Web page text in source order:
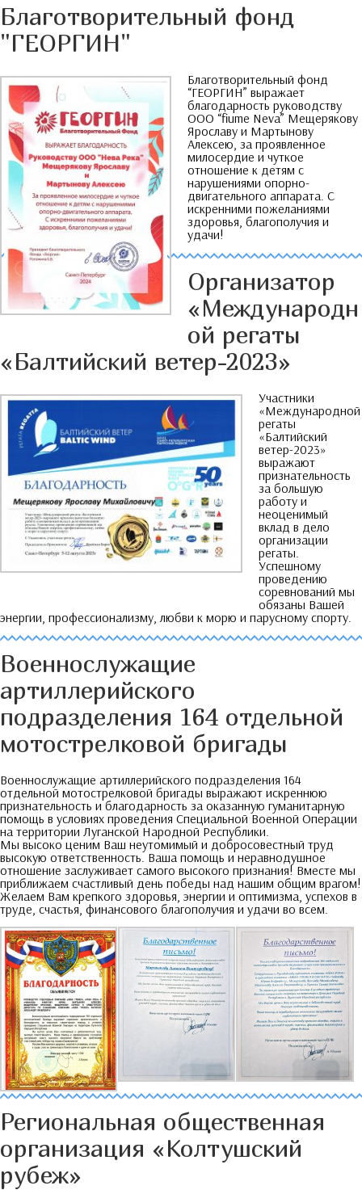
Благотворительный фонд
"ГЕОРГИН"
Благотворительный фонд
“ГЕОРГИН” выражает
благодарность руководству
ООО “fiume Neva” Мещерякову
Ярославу и Мартынову
Алексею, за проявленное
милосердие и чуткое
отношение к детям с
нарушениями опорно-
двигательного аппарата. С
искренними пожеланиями
здоровья, благополучия и
удачи!
Организатор
«Международн
ой регаты
«Балтийский ветер-2023»
Участники
«Международной
регаты
«Балтийский
ветер-2023»
выражают
признательность
за большую
работу и
неоценимый
вклад в дело
организации
регаты
Успешному
проведению
соревнований мы
обязаны Вашей
энергии профессионализму любви к морю и парусному спорту
Военнослужащие
артиллерийского
подразделения 164 отдельной
мотострелковой бригады
Военнослужащие артиллерийского подразделения 164
отдельной мотострелковой бригады выражают искреннюю
признательность и благодарность за оказанную гуманитарную
помощь в условиях проведения Специальной Военной Операции
на территории Луганской Народной Республики.
Мы высоко ценим Ваш неутомимый и добросовестный труд
высокую ответственность. Ваша помощь и неравнодушное
отношение заслуживает самого высокого признания! Вместе мы
приближаем счастливый день победы над нашим общим врагом!
Желаем Вам крепкого здоровья, энергии и оптимизма, успехов в
труде, счастья, финансового благополучия и удачи во всем.
Региональная общественная
организация «Колтушский
рубеж»